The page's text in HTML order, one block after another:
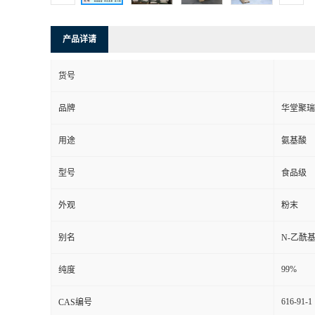
产品详请
货号
品牌 华堂聚瑞
用途 氨基酸
型号 食品级
外观 粉末
别名 N-乙酰
纯度 99%
CAS编号 616-91-1